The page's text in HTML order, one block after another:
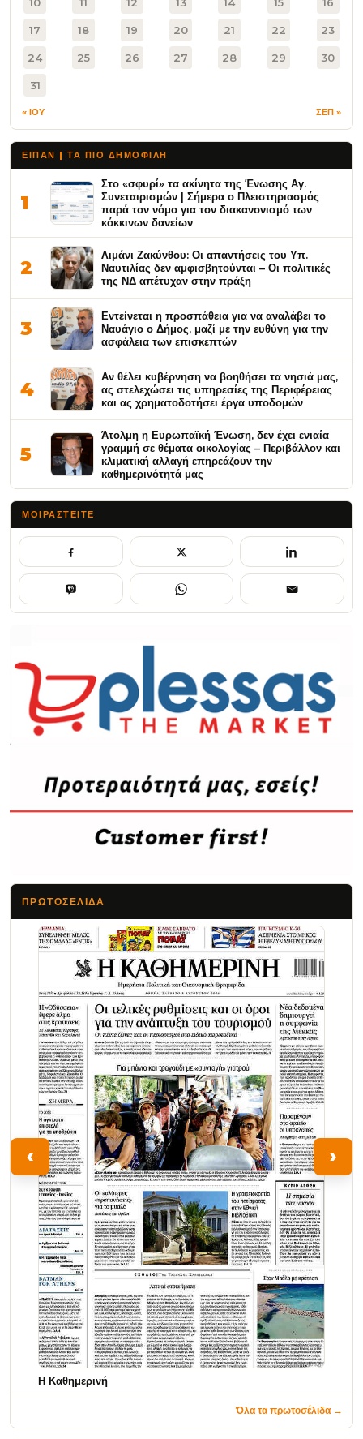
17 18 19 20 21 22 23
24 25 26 27 28 29 30
31
« ΙΟΥ ΣΕΠ »
ΕΙΠΑΝ | ΤΑ ΠΙΟ ΔΗΜΟΦΙΛΉ
1
Στο «σφυρί» τα ακίνητα της Ένωσης Αγ.
Συνεταιρισμών | Σήμερα ο Πλειστηριασμός
παρά τον νόμο για τον διακανονισμό των
κόκκινων δανείων
2
Λιμάνι Ζακύνθου: Οι απαντήσεις του Υπ.
Ναυτιλίας δεν αμφισβητούνται – Οι πολιτικές
της ΝΔ απέτυχαν στην πράξη
3
Εντείνεται η προσπάθεια για να αναλάβει το
Ναυάγιο ο Δήμος, μαζί με την ευθύνη για την
ασφάλεια των επισκεπτών
4
Αν θέλει κυβέρνηση να βοηθήσει τα νησιά μας,
ας στελεχώσει τις υπηρεσίες της Περιφέρειας
και ας χρηματοδοτήσει έργα υποδομών
5
Άτολμη η Ευρωπαϊκή Ένωση, δεν έχει ενιαία
γραμμή σε θέματα οικολογίας – Περιβάλλον και
κλιματική αλλαγή επηρεάζουν την
καθημερινότητά μας
ΜΟΙΡΑΣΤΕΊΤΕ
ΠΡΩΤΟΣΈΛΙΔΑ
‹
Η Καθημερινή
›
Όλα τα πρωτοσέλιδα →